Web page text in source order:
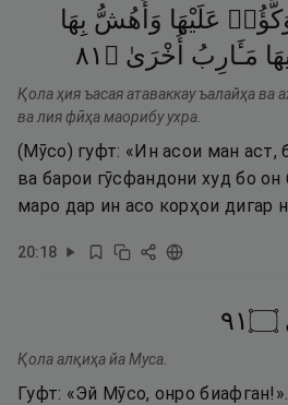
عَلَيْهَا وَأَهُشُّ بِهَا
مَـَٔارِبُ أُخْرَىٰ ۝ ١٨
Қола ҳия ъасая атаваккау ъалайҳа ва
ва лия фӣҳа маорибу ухра.
(Мӯсо) гуфт: «Ин асои ман аст,
ва барои гӯсфандони худ бо
маро дар ин асо корҳои дигар
20:18
۝١٩
Қола алқиҳа йа Муса.
Гуфт: «Эй Мӯсо, онро биафган!».